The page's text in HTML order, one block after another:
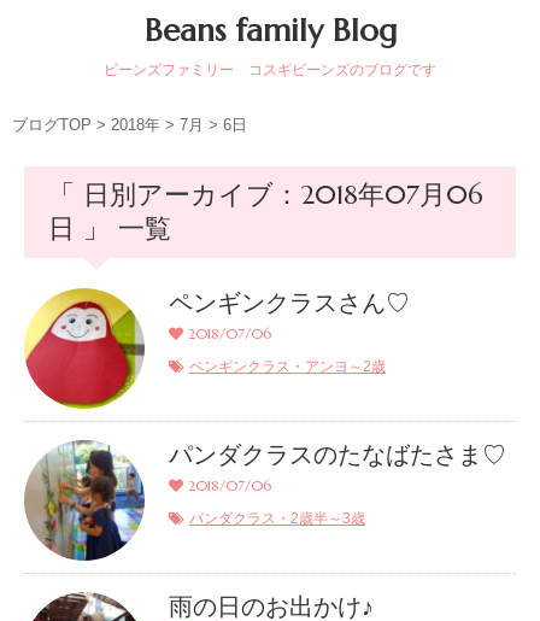
Beans family Blog
ビーンズファミリー コスギビーンズのブログです
ブログTOP > 2018年 > 7月 > 6日
「 日別アーカイブ：2018年07月06
日 」 一覧
ペンギンクラスさん♡
2018/07/06
ペンギンクラス・アンヨ～2歳
パンダクラスのたなばたさま♡
2018/07/06
パンダクラス・2歳半～3歳
雨の日のお出かけ♪